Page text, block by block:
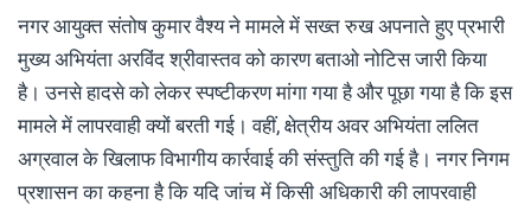
नगर आयुक्त संतोष कुमार वैश्य ने मामले में सख्त रुख अपनाते हुए प्रभारी
मुख्य अभियंता अरविंद श्रीवास्तव को कारण बताओ नोटिस जारी किया
है। उनसे हादसे को लेकर स्पष्टीकरण मांगा गया है और पूछा गया है कि इस
मामले में लापरवाही क्यों बरती गई। वहीं, क्षेत्रीय अवर अभियंता ललित
अग्रवाल के खिलाफ विभागीय कार्रवाई की संस्तुति की गई है। नगर निगम
प्रशासन का कहना है कि यदि जांच में किसी अधिकारी की लापरवाही